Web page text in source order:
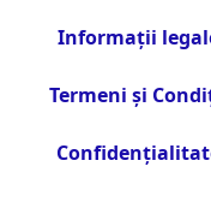
Informații
Termeni și